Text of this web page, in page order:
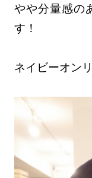
やや分量感の
す！
ネイビーオンリ